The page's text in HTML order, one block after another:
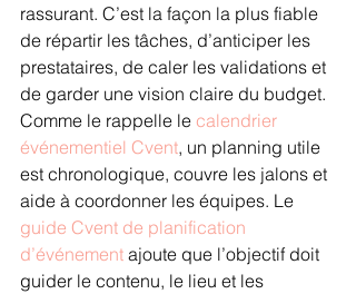
rassurant. C’est la façon la plus fiable
de répartir les tâches, d’anticiper les
prestataires, de caler les validations et
de garder une vision claire du budget.
Comme le rappelle le calendrier
événementiel Cvent, un planning utile
est chronologique, couvre les jalons et
aide à coordonner les équipes. Le
guide Cvent de planification
d’événement ajoute que l’objectif doit
guider le contenu, le lieu et les